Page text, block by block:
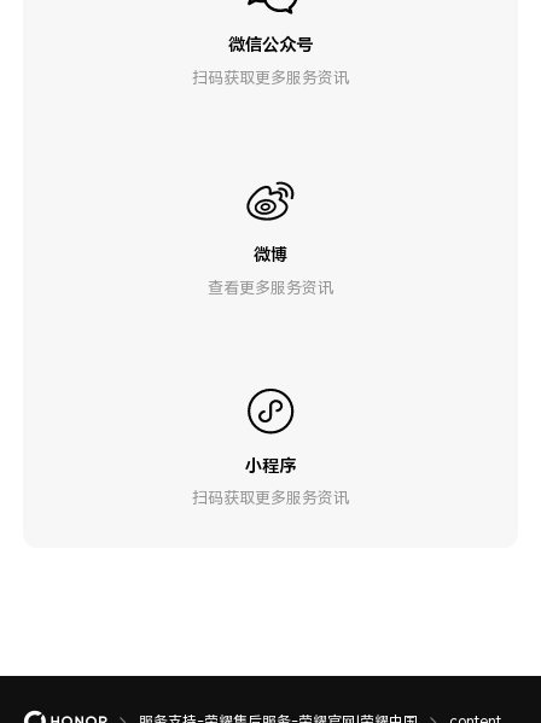
微信公众号
扫码获取更多服务资讯
微博
查看更多服务资讯
小程序
扫码获取更多服务资讯